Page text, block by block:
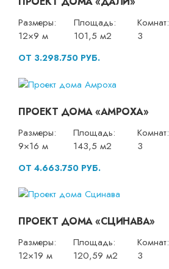
Размеры:
12×9 м
Площадь:
101,5 м2
Комнат:
3
ОТ 3.298.750 РУБ.
ПРОЕКТ ДОМА «АМРОХА»
Размеры:
9×16 м
Площадь:
143,5 м2
Комнат:
3
ОТ 4.663.750 РУБ.
ПРОЕКТ ДОМА «СЦИНАВА»
Размеры:
12×19 м
Площадь:
120,59 м2
Комнат:
3